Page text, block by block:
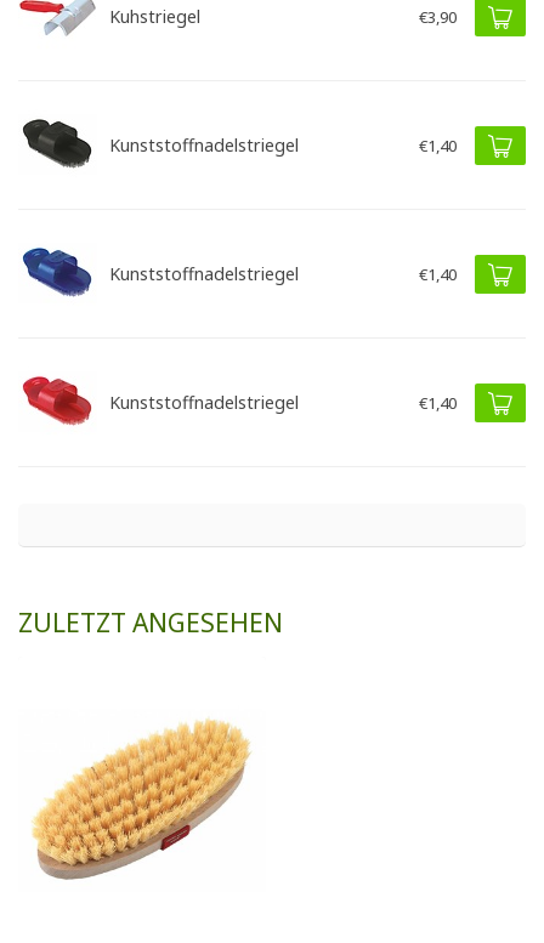
Kuhstriegel €3,90
Kunststoffnadelstriegel €1,40
Kunststoffnadelstriegel €1,40
Kunststoffnadelstriegel €1,40
ZULETZT ANGESEHEN